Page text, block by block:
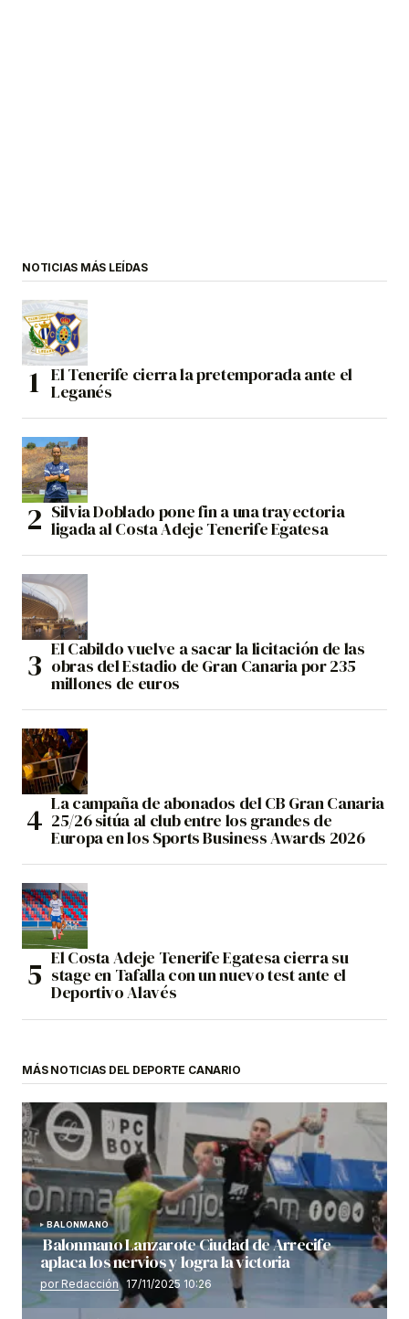
NOTICIAS MÁS LEÍDAS
El Tenerife cierra la pretemporada ante el
Leganés
Silvia Doblado pone fin a una trayectoria
ligada al Costa Adeje Tenerife Egatesa
El Cabildo vuelve a sacar la licitación de las
obras del Estadio de Gran Canaria por 235
millones de euros
La campaña de abonados del CB Gran Canaria
25/26 sitúa al club entre los grandes de
Europa en los Sports Business Awards 2026
El Costa Adeje Tenerife Egatesa cierra su
stage en Tafalla con un nuevo test ante el
Deportivo Alavés
MÁS NOTICIAS DEL DEPORTE CANARIO
BALONMANO
Balonmano Lanzarote Ciudad de Arrecife
aplaca los nervios y logra la victoria
por Redacción 17/11/2025 10:26